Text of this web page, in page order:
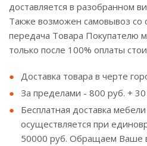
доставляется в разобранном
Также возможен самовывоз со
передача Товара Покупателю
только после 100% оплаты
Доставка товара в черте
За пределами - 800 руб. + 30
Бесплатная доставка
осуществляется при
50000 руб. Обращаем Ваше